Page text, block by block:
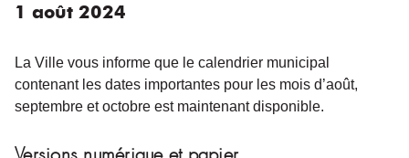
1 août 2024
La Ville vous informe que le calendrier municipal
contenant les dates importantes pour les mois d’août,
septembre et octobre est maintenant disponible.
Versions numérique et papier